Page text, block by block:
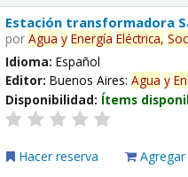
Estación transformadora
porAgua y Energía Eléctrica,
Idioma:Español
Editor:Buenos Aires:Agua y
Disponibilidad: Ítems
Hacer reserva